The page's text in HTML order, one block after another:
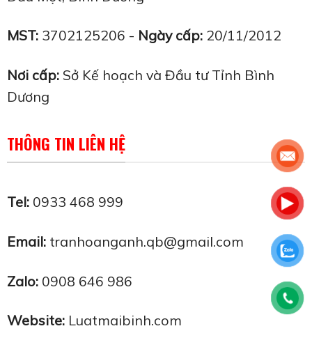
MST: 3702125206 - Ngày cấp: 20/11/2012
Nơi cấp: Sở Kế hoạch và Đầu tư Tỉnh Bình
Dương
THÔNG TIN LIÊN HỆ
Tel: 0933 468 999
Email: tranhoanganh.qb@gmail.com
Zalo: 0908 646 986
Website: Luatmaibinh.com